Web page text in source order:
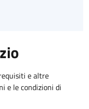
e altre
e le condizioni di